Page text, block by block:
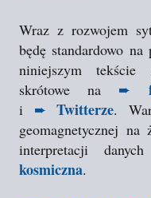
Wraz z rozwojem
będę standardowo na
niniejszym tekście
skrótowe na ➨
i ➨ Twitterze.
geomagnetycznej
interpretacji
kosmiczna.